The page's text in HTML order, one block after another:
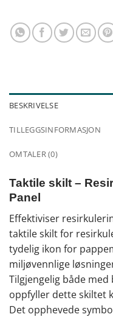
BESKRIVELSE
TILLEGGSINFORMASJON
OMTALER (0)
Taktile skilt –
Panel
Effektiviser
taktile skilt for
tydelig ikon for
miljøvennlige
Tilgjengelig både
oppfyller dette skiltet
Det opphevede